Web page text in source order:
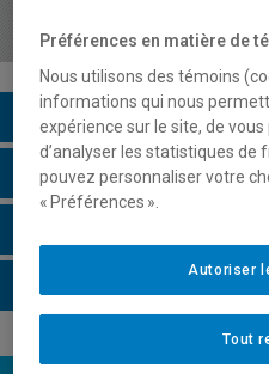
Description du cours
Horaire - Été 2026
Préférences en matière de
Nous utilisons des témoins
informations qui nous
expérience sur le site, de
d’analyser les statistiques de
pouvez personnaliser votre
« Préférences ».
Tout
Autoriser